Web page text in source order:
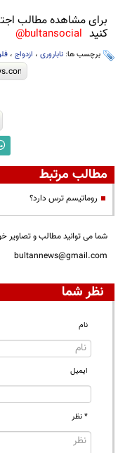
برای مشاهده مطالب
کنید bultansocial@
برچسب ها: ناباروری ، ازدواج ،
مطالب مرتبط
روماتیسم ترس دارد؟
شما می توانید مطالب و تصاویر
bultannews@gmail.com
نظر شما
نام
ایمیل
* نظر